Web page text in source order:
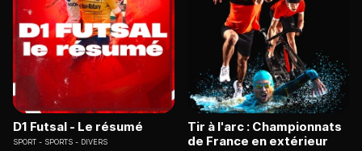
D1 Futsal - Le résumé
SPORT SPORTS - DIVERS
Tir à l'arc : Championnats
de France en extérieur